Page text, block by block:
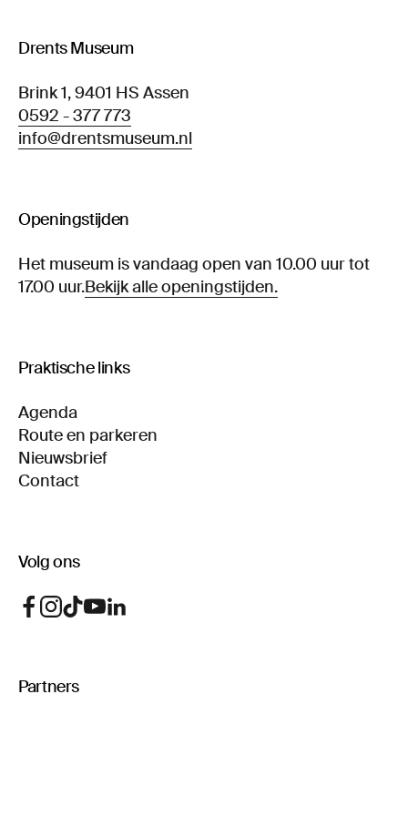
Drents Museum
Brink 1, 9401 HS Assen
0592 - 377 773
info@drentsmuseum.nl
Openingstijden
Het museum is vandaag open van 10.00 uur tot
17.00 uur.Bekijk alle openingstijden.
Praktische links
Agenda
Route en parkeren
Nieuwsbrief
Contact
Volg ons
Partners